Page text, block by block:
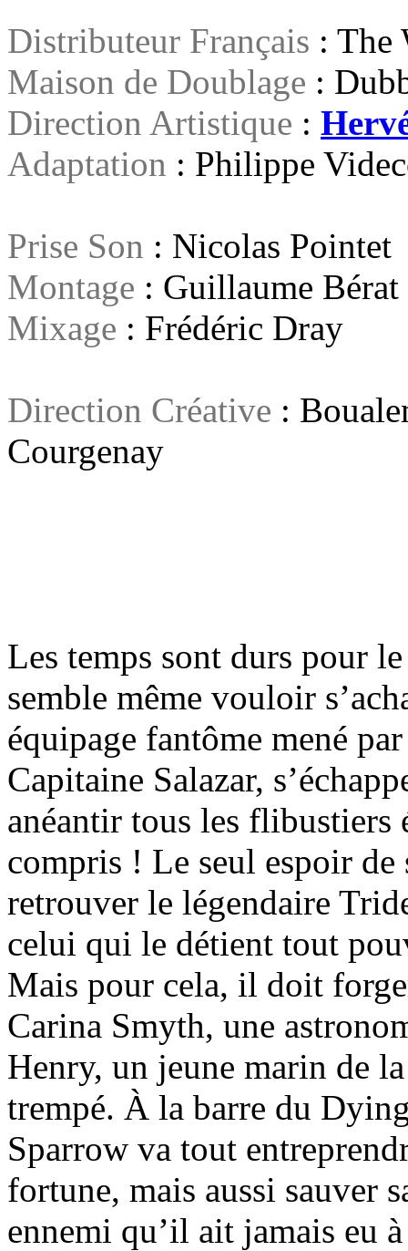
Distributeur Français : The
Maison de Doublage :
Direction Artistique :
Adaptation : Philippe
Prise Son : Nicolas Pointet
Montage : Guillaume
Mixage : Frédéric Dray
Direction Créative :
Courgenay
Les temps sont durs pour
semble même vouloir
équipage fantôme mené
Capitaine Salazar,
anéantir tous les
compris ! Le seul espoir de
retrouver le légendaire
celui qui le détient tout
Mais pour cela, il doit
Carina Smyth, une
Henry, un jeune marin de
trempé. À la barre du
Sparrow va tout
fortune, mais aussi sauver
ennemi qu’il ait jamais eu